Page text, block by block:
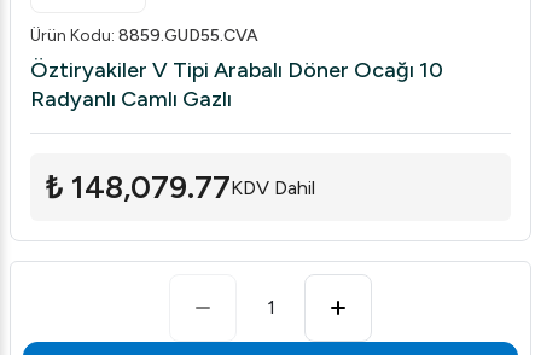
Ürün Kodu: 8859.GUD55.CVA
Öztiryakiler V Tipi Arabalı Döner Ocağı 10
Radyanlı Camlı Gazlı
₺ 148,079.77KDV Dahil
1